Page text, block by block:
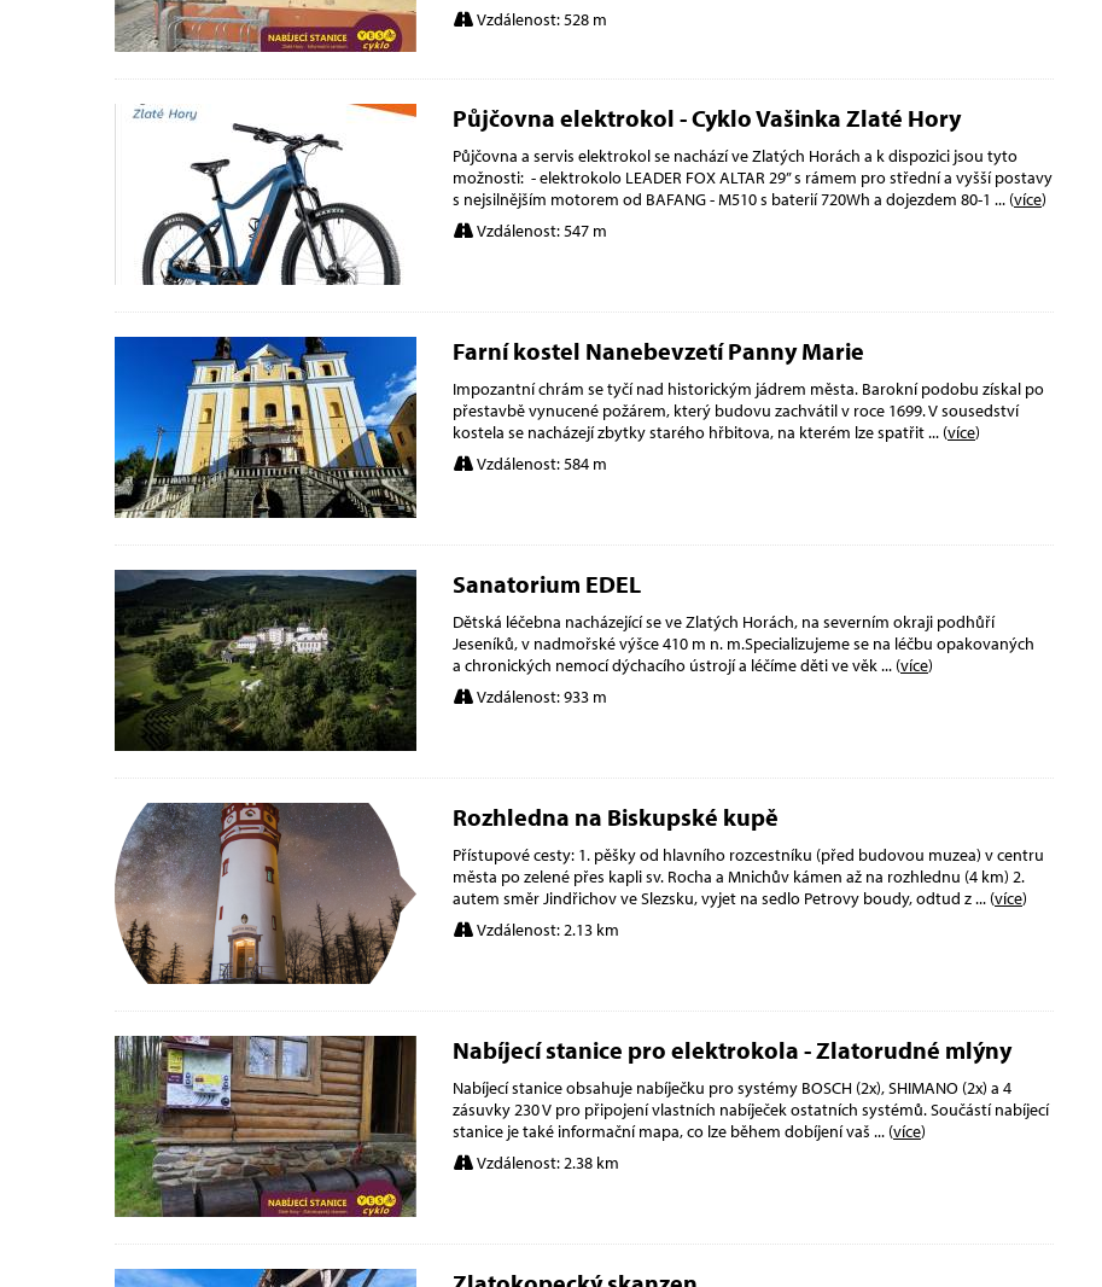
Vzdálenost: 528 m
Půjčovna elektrokol - Cyklo Vašinka Zlaté Hory
Půjčovna a servis elektrokol se nachází ve Zlatých Horách a k dispozici jsou tyto
možnosti: - elektrokolo LEADER FOX ALTAR 29” s rámem pro střední a vyšší postavy
s nejsilnějším motorem od BAFANG - M510 s baterií 720Wh a dojezdem 80-1 ... (více)
Vzdálenost: 547 m
Farní kostel Nanebevzetí Panny Marie
Impozantní chrám se tyčí nad historickým jádrem města. Barokní podobu získal po
přestavbě vynucené požárem, který budovu zachvátil v roce 1699. V sousedství
kostela se nacházejí zbytky starého hřbitova, na kterém lze spatřit... (více)
Vzdálenost: 584 m
Sanatorium EDEL
Dětská léčebna nacházející se ve Zlatých Horách, na severním okraji podhůří
Jeseníků, v nadmořské výšce 410 m n. m.Specializujeme se na léčbu opakovaných
a chronických nemocí dýchacího ústrojí a léčíme děti ve věk... (více)
Vzdálenost: 933 m
Rozhledna na Biskupské kupě
Přístupové cesty: 1. pěšky od hlavního rozcestníku (před budovou muzea) v centru
města po zelené přes kapli sv. Rocha a Mnichův kámen až na rozhlednu (4 km) 2.
autem směr Jindřichov ve Slezsku, vyjet na sedlo Petrovy boudy, odtud z... (více)
Vzdálenost: 2.13 km
Nabíjecí stanice pro elektrokola - Zlatorudné mlýny
Nabíjecí stanice obsahuje nabíječku pro systémy BOSCH (2x), SHIMANO (2x) a 4
zásuvky 230 V pro připojení vlastních nabíječek ostatních systémů. Součástí nabíjecí
stanice je také informační mapa, co lze během dobíjení vaš ... (více)
Vzdálenost: 2.38 km